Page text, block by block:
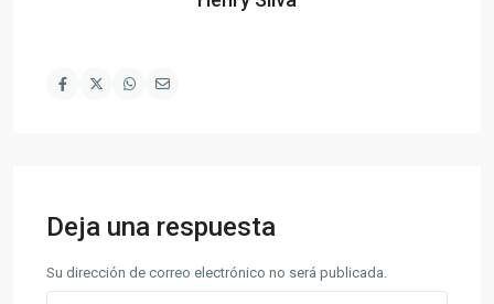
Deja una respuesta
Su dirección de correo electrónico no será publicada.